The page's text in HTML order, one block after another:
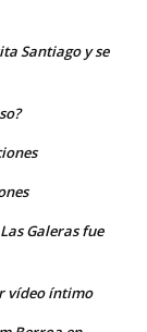
Santiago y se
Galeras fue
vídeo íntimo